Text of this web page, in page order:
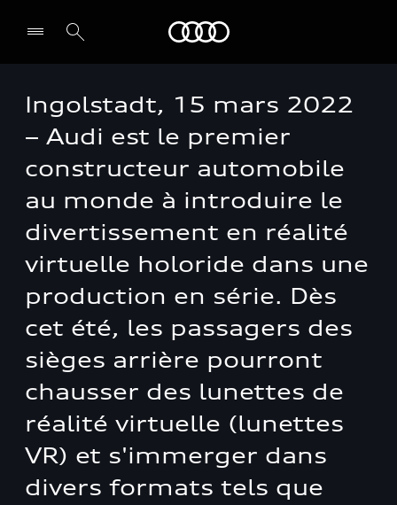
Ingolstadt, 15 mars 2022
– Audi est le premier
constructeur automobile
au monde à introduire le
divertissement en réalité
virtuelle holoride dans une
production en série. Dès
cet été, les passagers des
sièges arrière pourront
chausser des lunettes de
réalité virtuelle (lunettes
VR) et s'immerger dans
divers formats tels que